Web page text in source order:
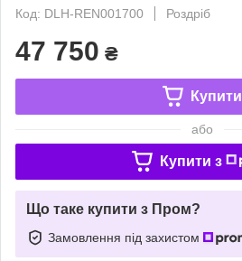
Код: DLH-REN001700
Роздріб
47 750 ₴
Купити
або
Купити з
Що таке купити з Пром?
Замовлення під захистом